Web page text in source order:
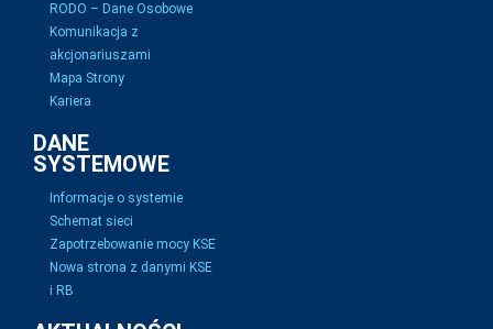
RODO – Dane Osobowe
Komunikacja z
akcjonariuszami
Mapa Strony
Kariera
DANE
SYSTEMOWE
Informacje o systemie
Schemat sieci
Zapotrzebowanie mocy KSE
Nowa strona z danymi KSE
i RB